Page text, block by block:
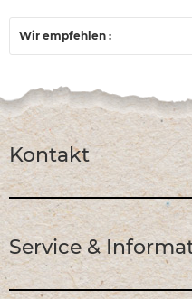
Wir empfehlen :
Kontakt
Service &